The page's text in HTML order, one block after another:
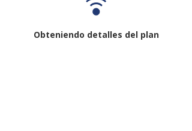
Obteniendo detalles del plan